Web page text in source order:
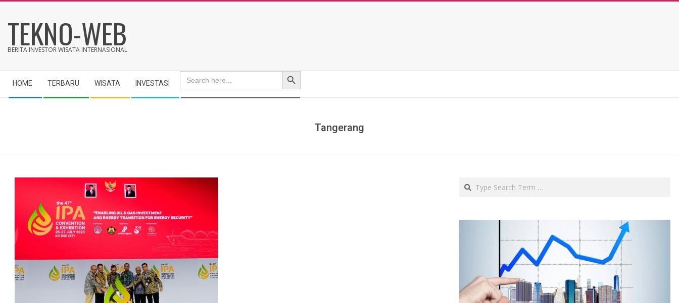
content
TEKNO-WEB
BERITA INVESTOR WISATA INTERNASIONAL
Navigation
Menu
HOME TERBARU WISATA INVESTASI
Search
for:
Search Button
Tangerang
Search